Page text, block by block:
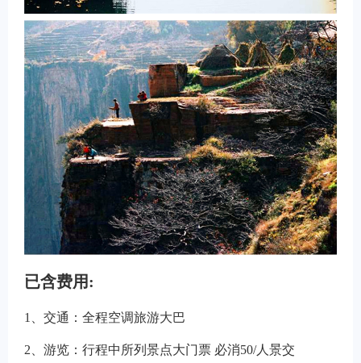
已含费用:
1 、交通：全程空调旅游大巴
2 、游览：行程中所列景点大门票 必消50/人景交